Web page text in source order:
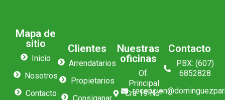
Mapa de
sitio
Inicio
Nosotros
Contacto
Clientes
Arrendatarios
Propietarios
Nuestras
oficinas
Of.
Principal
Cra 19 No°
Contacto
PBX: (607)
6852828